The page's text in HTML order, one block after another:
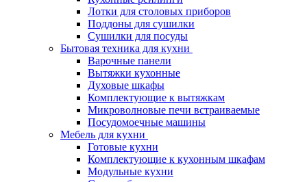
Лотки для столовых приборов
Поддоны для сушилки
Сушилки для посуды
Бытовая техника для кухни
Варочные панели
Вытяжки кухонные
Духовые шкафы
Комплектующие к вытяжкам
Микроволновые печи встраиваемые
Посудомоечные машины
Мебель для кухни
Готовые кухни
Комплектующие к кухонным шкафам
Модульные кухни